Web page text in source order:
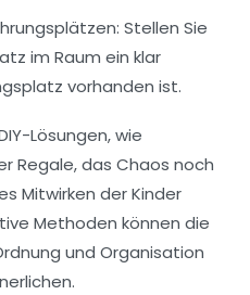
: Stellen Sie
im Raum ein klar
vorhanden ist.
Lösungen, wie
Regale, das Chaos noch
Mitwirken der Kinder
Methoden können die
und Organisation